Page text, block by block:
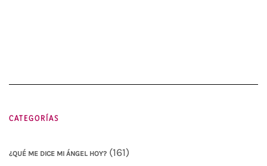
CATEGORÍAS
¿QUÉ ME DICE MI ÁNGEL HOY? (161)